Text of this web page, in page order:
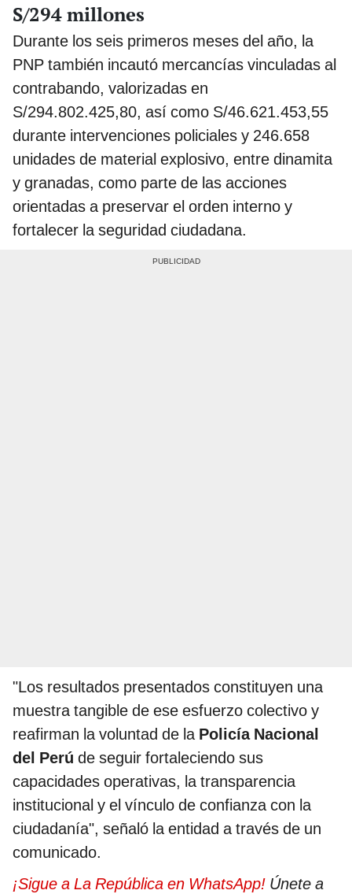
S/294 millones
Durante los seis primeros meses del año, la
PNP también incautó mercancías vinculadas al
contrabando, valorizadas en
S/294.802.425,80, así como S/46.621.453,55
durante intervenciones policiales y 246.658
unidades de material explosivo, entre dinamita
y granadas, como parte de las acciones
orientadas a preservar el orden interno y
fortalecer la seguridad ciudadana.
"Los resultados presentados constituyen una
muestra tangible de ese esfuerzo colectivo y
reafirman la voluntad de la Policía Nacional
del Perú de seguir fortaleciendo sus
capacidades operativas, la transparencia
institucional y el vínculo de confianza con la
ciudadanía", señaló la entidad a través de un
comunicado.
¡Sigue a La República en WhatsApp! Únete a